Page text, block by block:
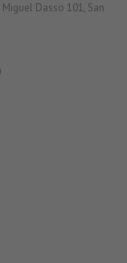
Dasso 101, San